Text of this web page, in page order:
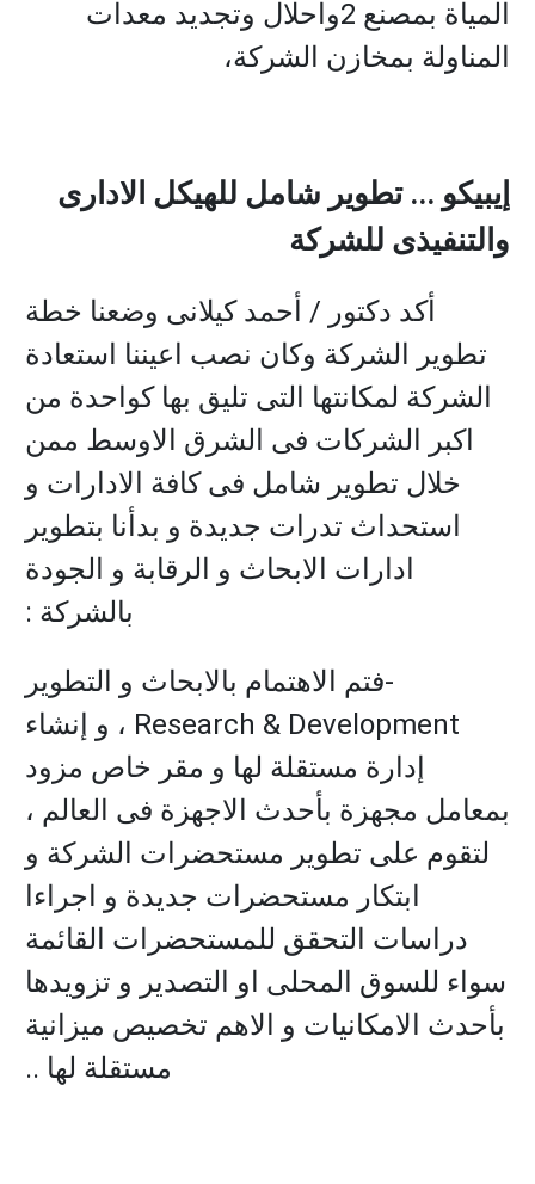
المياة بمصنع 2واحلال وتجديد معدات
المناولة بمخازن الشركة،
إيبيكو ... تطوير شامل للهيكل الادارى
والتنفيذى للشركة
أكد دكتور / أحمد كيلانى وضعنا خطة
تطوير الشركة وكان نصب اعيننا استعادة
الشركة لمكانتها التى تليق بها كواحدة من
اكبر الشركات فى الشرق الاوسط ممن
خلال تطوير شامل فى كافة الادارات و
استحداث تدرات جديدة و بدأنا بتطوير
ادارات الابحاث و الرقابة و الجودة
بالشركة :
-فتم الاهتمام بالابحاث و التطوير
Research & Development ، و إنشاء
إدارة مستقلة لها و مقر خاص مزود
بمعامل مجهزة بأحدث الاجهزة فى العالم ،
لتقوم على تطوير مستحضرات الشركة و
ابتكار مستحضرات جديدة و اجراءا
دراسات التحقق للمستحضرات القائمة
سواء للسوق المحلى او التصدير و تزويدها
بأحدث الامكانيات و الاهم تخصيص ميزانية
مستقلة لها ..